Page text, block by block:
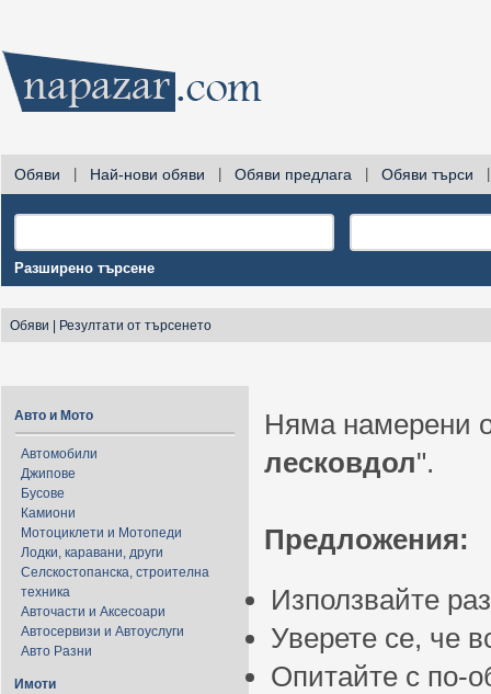
Обяви Най-нови обяви Обяви предлага Обяви търси
Разширено търсене
Обяви Резултати от търсенето
Авто и Мото
Автомобили
Джипове
Бусове
Камиони
Мотоциклети и Мотопеди
Лодки, каравани, други
Селскостопанска, строителна
техника
Авточасти и Аксесоари
Автосервизи и Автоуслуги
Авто Разни
Имоти
Няма намерени
лесковдол".
Предложения:
Използвайте
Уверете се, че
Опитайте с по-